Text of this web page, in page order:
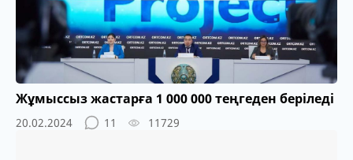
Жұмыссыз жастарға 1 000 000 теңгеден беріледі
20.02.2024 11 11729